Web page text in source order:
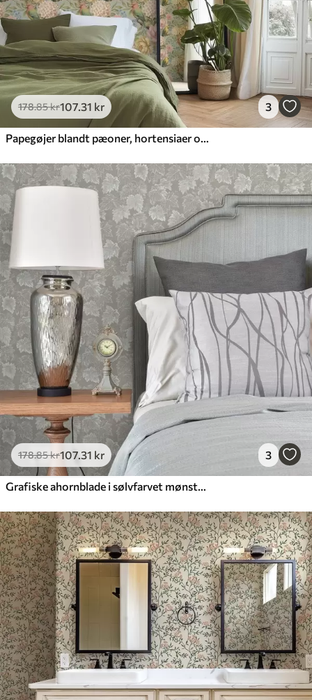
178.85kr107.31 kr 3
Papegøjer blandt pæoner, hortensiaer og magnolier
178.85kr107.31 kr 3
Grafiske ahornblade i sølvfarvet mønster på grå baggrund